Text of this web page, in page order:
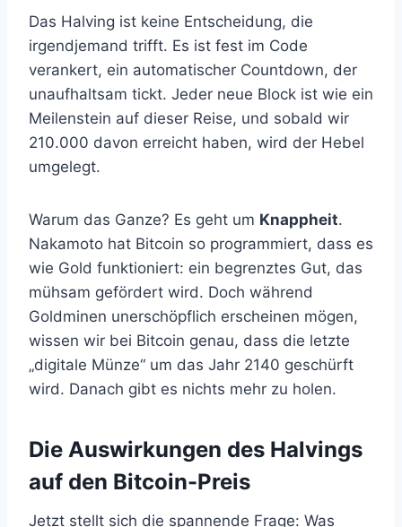
Das Halving ist keine Entscheidung, die
irgendjemand trifft. Es ist fest im Code
verankert, ein automatischer Countdown, der
unaufhaltsam tickt. Jeder neue Block ist wie ein
Meilenstein auf dieser Reise, und sobald wir
210.000 davon erreicht haben, wird der Hebel
umgelegt.
Warum das Ganze? Es geht um Knappheit.
Nakamoto hat Bitcoin so programmiert, dass es
wie Gold funktioniert: ein begrenztes Gut, das
mühsam gefördert wird. Doch während
Goldminen unerschöpflich erscheinen mögen,
wissen wir bei Bitcoin genau, dass die letzte
„digitale Münze“ um das Jahr 2140 geschürft
wird. Danach gibt es nichts mehr zu holen.
Die Auswirkungen des Halvings
auf den Bitcoin-Preis
Jetzt stellt sich die spannende Frage: Was